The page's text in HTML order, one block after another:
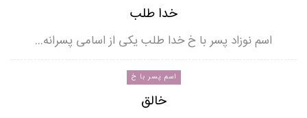
خدا طلب
اسم نوزاد پسر با خ خدا طلب یکی از اسامی پسرانه…
اسم پسر با خ
خالق